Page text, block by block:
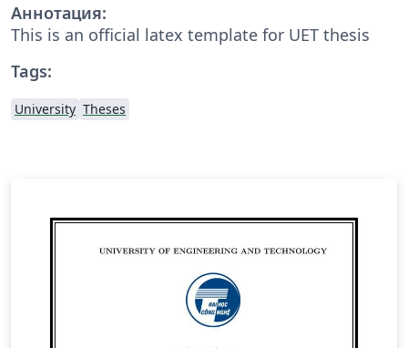
Аннотация:
This is an official latex template for UET thesis
Tags:
University Theses